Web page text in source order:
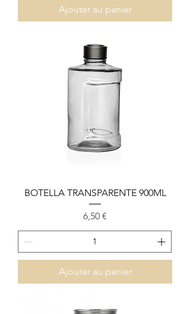
Ajouter au panier
BOTELLA TRANSPARENTE 900ML
Prix
6,50 €
Ajouter au panier